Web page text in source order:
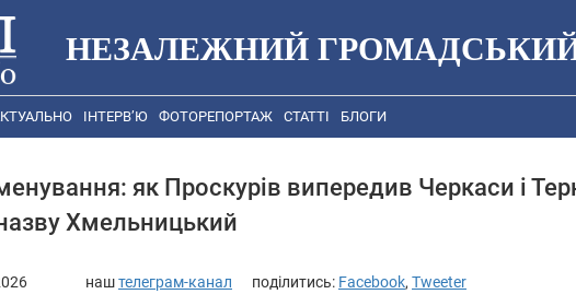
НЕЗАЛЕЖНИЙ
ІНТЕРВ’Ю ФОТОРЕПОРТАЖ СТАТТІ БЛОГИ
як Проскурів випередив Черкаси і
Хмельницький
наштелеграм-канал поділитись: Facebook, Tweeter